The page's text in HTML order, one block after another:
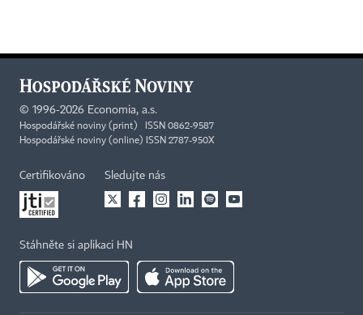
© 1996-2026 Economia, a.s.
Hospodářské noviny (print) ISSN 0862-9587
Hospodářské noviny (online) ISSN 2787-950X
Certifikováno Sledujte nás
Stáhněte si aplikaci HN